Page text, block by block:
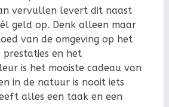
vervullen levert dit naast
geld op. Denk alleen maar
van de omgeving op het
prestaties en het
is het mooiste cadeau van
in de natuur is nooit iets
alles een taak en een